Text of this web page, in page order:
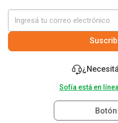
Sofía está en
6
protector solar
8
9